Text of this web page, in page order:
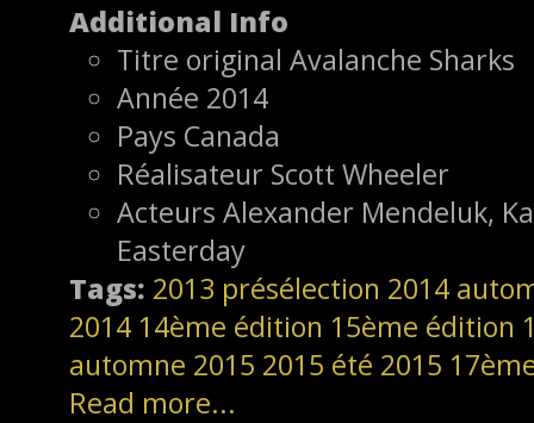
Additional Info
Titre original Avalanche Sharks
Année 2014
Pays Canada
Réalisateur Scott Wheeler
Acteurs Alexander Mendeluk,
Easterday
Tags: 2013 présélection 2014
2014 14ème édition 15ème édition
automne 2015 2015 été 2015
Read more...